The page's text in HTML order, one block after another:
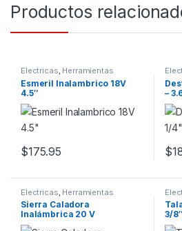
Productos
Electricas, Herramientas
Esmeril Inalambrico 18V
4.5″
$175.95
–
$
Electricas Herramientas
Sierra Caladora
Inalámbrica 20 V
3/8″